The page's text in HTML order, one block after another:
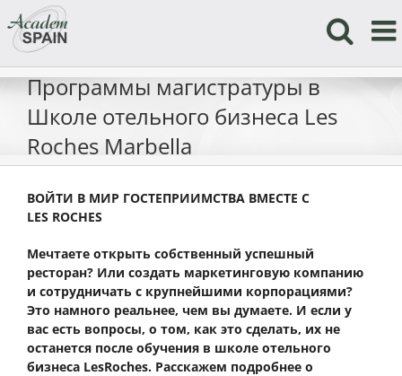
to
content
Программы магистратуры в
Школе отельного бизнеса Les
Roches Marbella
ВОЙТИ В МИР ГОСТЕПРИИМСТВА ВМЕСТЕ С
LES ROCHES
Мечтаете открыть собственный успешный
ресторан? Или создать маркетинговую компанию
и сотрудничать с крупнейшими корпорациями?
Это намного реальнее, чем вы думаете. И если у
вас есть вопросы, о том, как это сделать, их не
останется после обучения в школе отельного
бизнеса LesRoches. Расскажем подробнее о